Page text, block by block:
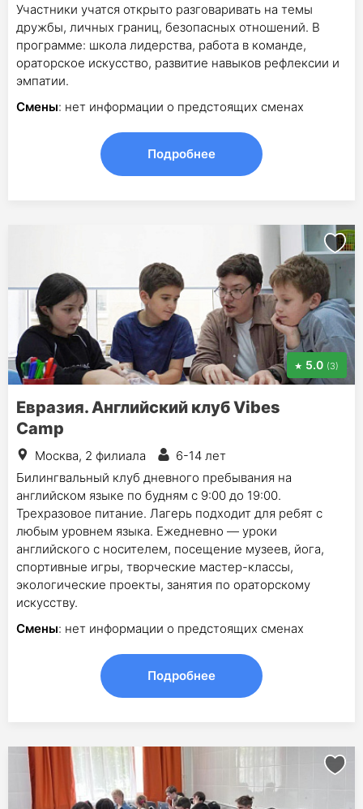
Участники учатся открыто разговаривать на темы
дружбы, личных границ, безопасных отношений. В
программе: школа лидерства, работа в команде,
ораторское искусство, развитие навыков рефлексии и
эмпатии.
Смены: нет информации о предстоящих сменах
Подробнее
5.0 (3)
Евразия. Английский клуб Vibes
Camp
Москва, 2 филиала
6-14 лет
Билингвальный клуб дневного пребывания на
английском языке по будням с 9:00 до 19:00.
Трехразовое питание. Лагерь подходит для ребят с
любым уровнем языка. Ежедневно — уроки
английского с носителем, посещение музеев, йога,
спортивные игры, творческие мастер-классы,
экологические проекты, занятия по ораторскому
искусству.
Смены: нет информации о предстоящих сменах
Подробнее